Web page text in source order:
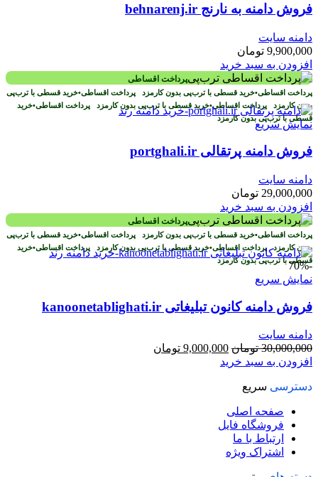
فروش دامنه به نارنج behnarenj.ir
دامنه سایت
9,900,000 تومان
افزودن به سبد خرید
پرداخت اقساطی
پرداخت اقساطی•خرید قسطی با ترب‌پی بدون کارمزد پرداخت اقساطی•خرید قسطی با ترب‌پی
بدون کارمزد پرداخت اقساطی•خرید قسطی با ترب‌پی بدون کارمزد پرداخت اقساطی•خرید
قسطی با ترب‌پی بدون کارمزد
نمایش سریع
فروش دامنه پرتقالی portghali.ir
دامنه سایت
29,000,000 تومان
افزودن به سبد خرید
پرداخت اقساطی
پرداخت اقساطی•خرید قسطی با ترب‌پی بدون کارمزد پرداخت اقساطی•خرید قسطی با ترب‌پی
بدون کارمزد پرداخت اقساطی•خرید قسطی با ترب‌پی بدون کارمزد پرداخت اقساطی•خرید
قسطی با ترب‌پی بدون کارمزد
-70%
نمایش سریع
فروش دامنه کانون تبلیغاتی kanoonetablighati.ir
دامنه سایت
30,000,000 تومان قیمت
اصلی
9,000,000 تومان
افزودن به سبد خرید
دسترسی سریع
صفحه اصلی
فروشگاه فایل
ارتباط با ما
اشتراک ویژه